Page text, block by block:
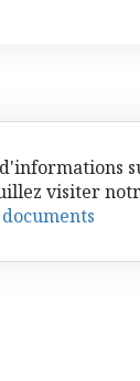
visiter
documents